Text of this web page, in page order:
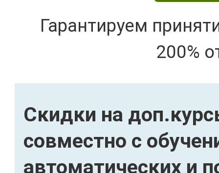
Гарантируем
200%
Скидки на
совместно с
автоматических и